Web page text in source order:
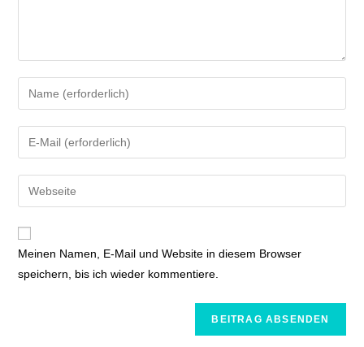
Meinen Namen, E-Mail und Website in diesem Browser
speichern, bis ich wieder kommentiere.